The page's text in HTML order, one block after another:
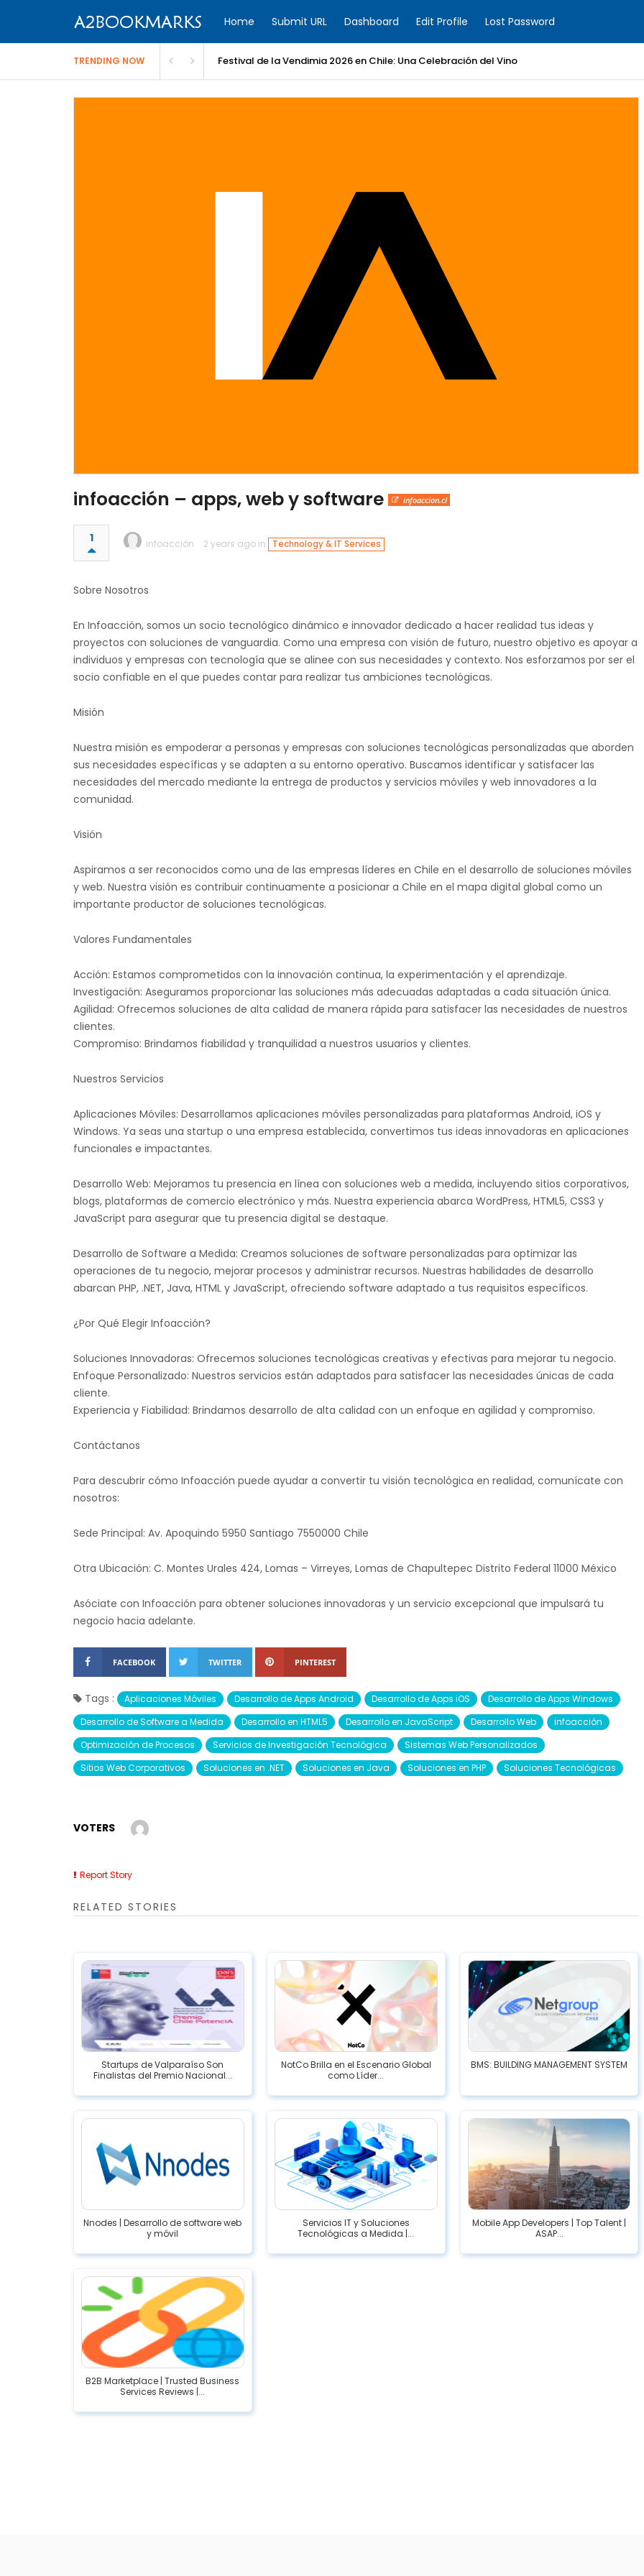
Home Submit URL Dashboard Edit Profile Lost Password
TRENDING NOW Festival de la Vendimia 2026 en Chile: Una Celebración del Vino
infoacción – apps, web y software infoaccion.cl
1 infoacción 2 years ago in Technology & IT Services
Sobre Nosotros
En Infoacción, somos un socio tecnológico dinámico e innovador dedicado a hacer realidad tus ideas y
proyectos con soluciones de vanguardia. Como una empresa con visión de futuro, nuestro objetivo es apoyar a
individuos y empresas con tecnología que se alinee con sus necesidades y contexto. Nos esforzamos por ser el
socio confiable en el que puedes contar para realizar tus ambiciones tecnológicas.
Misión
Nuestra misión es empoderar a personas y empresas con soluciones tecnológicas personalizadas que aborden
sus necesidades específicas y se adapten a su entorno operativo. Buscamos identificar y satisfacer las
necesidades del mercado mediante la entrega de productos y servicios móviles y web innovadores a la
comunidad.
Visión
Aspiramos a ser reconocidos como una de las empresas líderes en Chile en el desarrollo de soluciones móviles
y web. Nuestra visión es contribuir continuamente a posicionar a Chile en el mapa digital global como un
importante productor de soluciones tecnológicas.
Valores Fundamentales
Acción: Estamos comprometidos con la innovación continua, la experimentación y el aprendizaje.
Investigación: Aseguramos proporcionar las soluciones más adecuadas adaptadas a cada situación única.
Agilidad: Ofrecemos soluciones de alta calidad de manera rápida para satisfacer las necesidades de nuestros
clientes.
Compromiso: Brindamos fiabilidad y tranquilidad a nuestros usuarios y clientes.
Nuestros Servicios
Aplicaciones Móviles: Desarrollamos aplicaciones móviles personalizadas para plataformas Android, iOS y
Windows. Ya seas una startup o una empresa establecida, convertimos tus ideas innovadoras en aplicaciones
funcionales e impactantes.
Desarrollo Web: Mejoramos tu presencia en línea con soluciones web a medida, incluyendo sitios corporativos,
blogs, plataformas de comercio electrónico y más. Nuestra experiencia abarca WordPress, HTML5, CSS3 y
JavaScript para asegurar que tu presencia digital se destaque.
Desarrollo de Software a Medida: Creamos soluciones de software personalizadas para optimizar las
operaciones de tu negocio, mejorar procesos y administrar recursos. Nuestras habilidades de desarrollo
abarcan PHP, .NET, Java, HTML y JavaScript, ofreciendo software adaptado a tus requisitos específicos.
¿Por Qué Elegir Infoacción?
Soluciones Innovadoras: Ofrecemos soluciones tecnológicas creativas y efectivas para mejorar tu negocio.
Enfoque Personalizado: Nuestros servicios están adaptados para satisfacer las necesidades únicas de cada
cliente.
Experiencia y Fiabilidad: Brindamos desarrollo de alta calidad con un enfoque en agilidad y compromiso.
Contáctanos
Para descubrir cómo Infoacción puede ayudar a convertir tu visión tecnológica en realidad, comunícate con
nosotros:
Sede Principal: Av. Apoquindo 5950 Santiago 7550000 Chile
Otra Ubicación: C. Montes Urales 424, Lomas – Virreyes, Lomas de Chapultepec Distrito Federal 11000 México
Asóciate con Infoacción para obtener soluciones innovadoras y un servicio excepcional que impulsará tu
negocio hacia adelante.
FACEBOOK TWITTER PINTEREST
Tags : Aplicaciones Móviles Desarrollo de Apps Android Desarrollo de Apps iOS
Desarrollo de Apps Windows
Desarrollo de Software a Medida
Desarrollo en HTML5 Desarrollo en JavaScript Desarrollo Web
infoacción
Optimización de Procesos
Servicios de Investigación Tecnológica
Sistemas Web Personalizados
Sitios Web Corporativos
Soluciones en .NET Soluciones en Java Soluciones en PHP Soluciones Tecnológicas
VOTERS
Report Story
RELATED STORIES
Startups de Valparaíso Son
Finalistas del Premio Nacional...
NotCo Brilla en el Escenario Global
como Líder...
BMS: BUILDING MANAGEMENT SYSTEM
Nnodes | Desarrollo de software web
y móvil
Servicios IT y Soluciones
Tecnológicas a Medida |...
Mobile App Developers | Top Talent |
ASAP...
B2B Marketplace | Trusted Business
Services Reviews |...